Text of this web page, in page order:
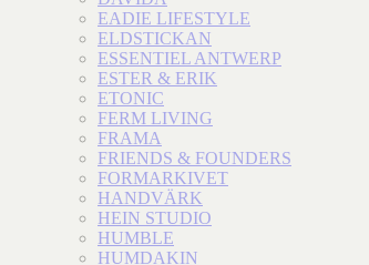
EADIE LIFESTYLE
ELDSTICKAN
ESSENTIEL ANTWERP
ESTER & ERIK
ETONIC
FERM LIVING
FRAMA
FRIENDS & FOUNDERS
FORMARKIVET
HANDVÄRK
HEIN STUDIO
HUMBLE
HUMDAKIN